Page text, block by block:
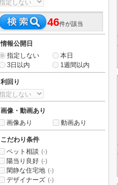
46件が該当
情報公開日
指定しない
本日
3日以内
1週間以内
利回り
画像・動画あり
画像あり
動画あり
こだわり条件
ペット相談 (-)
陽当り良好 (-)
閑静な住宅地 (-)
デザイナーズ (-)